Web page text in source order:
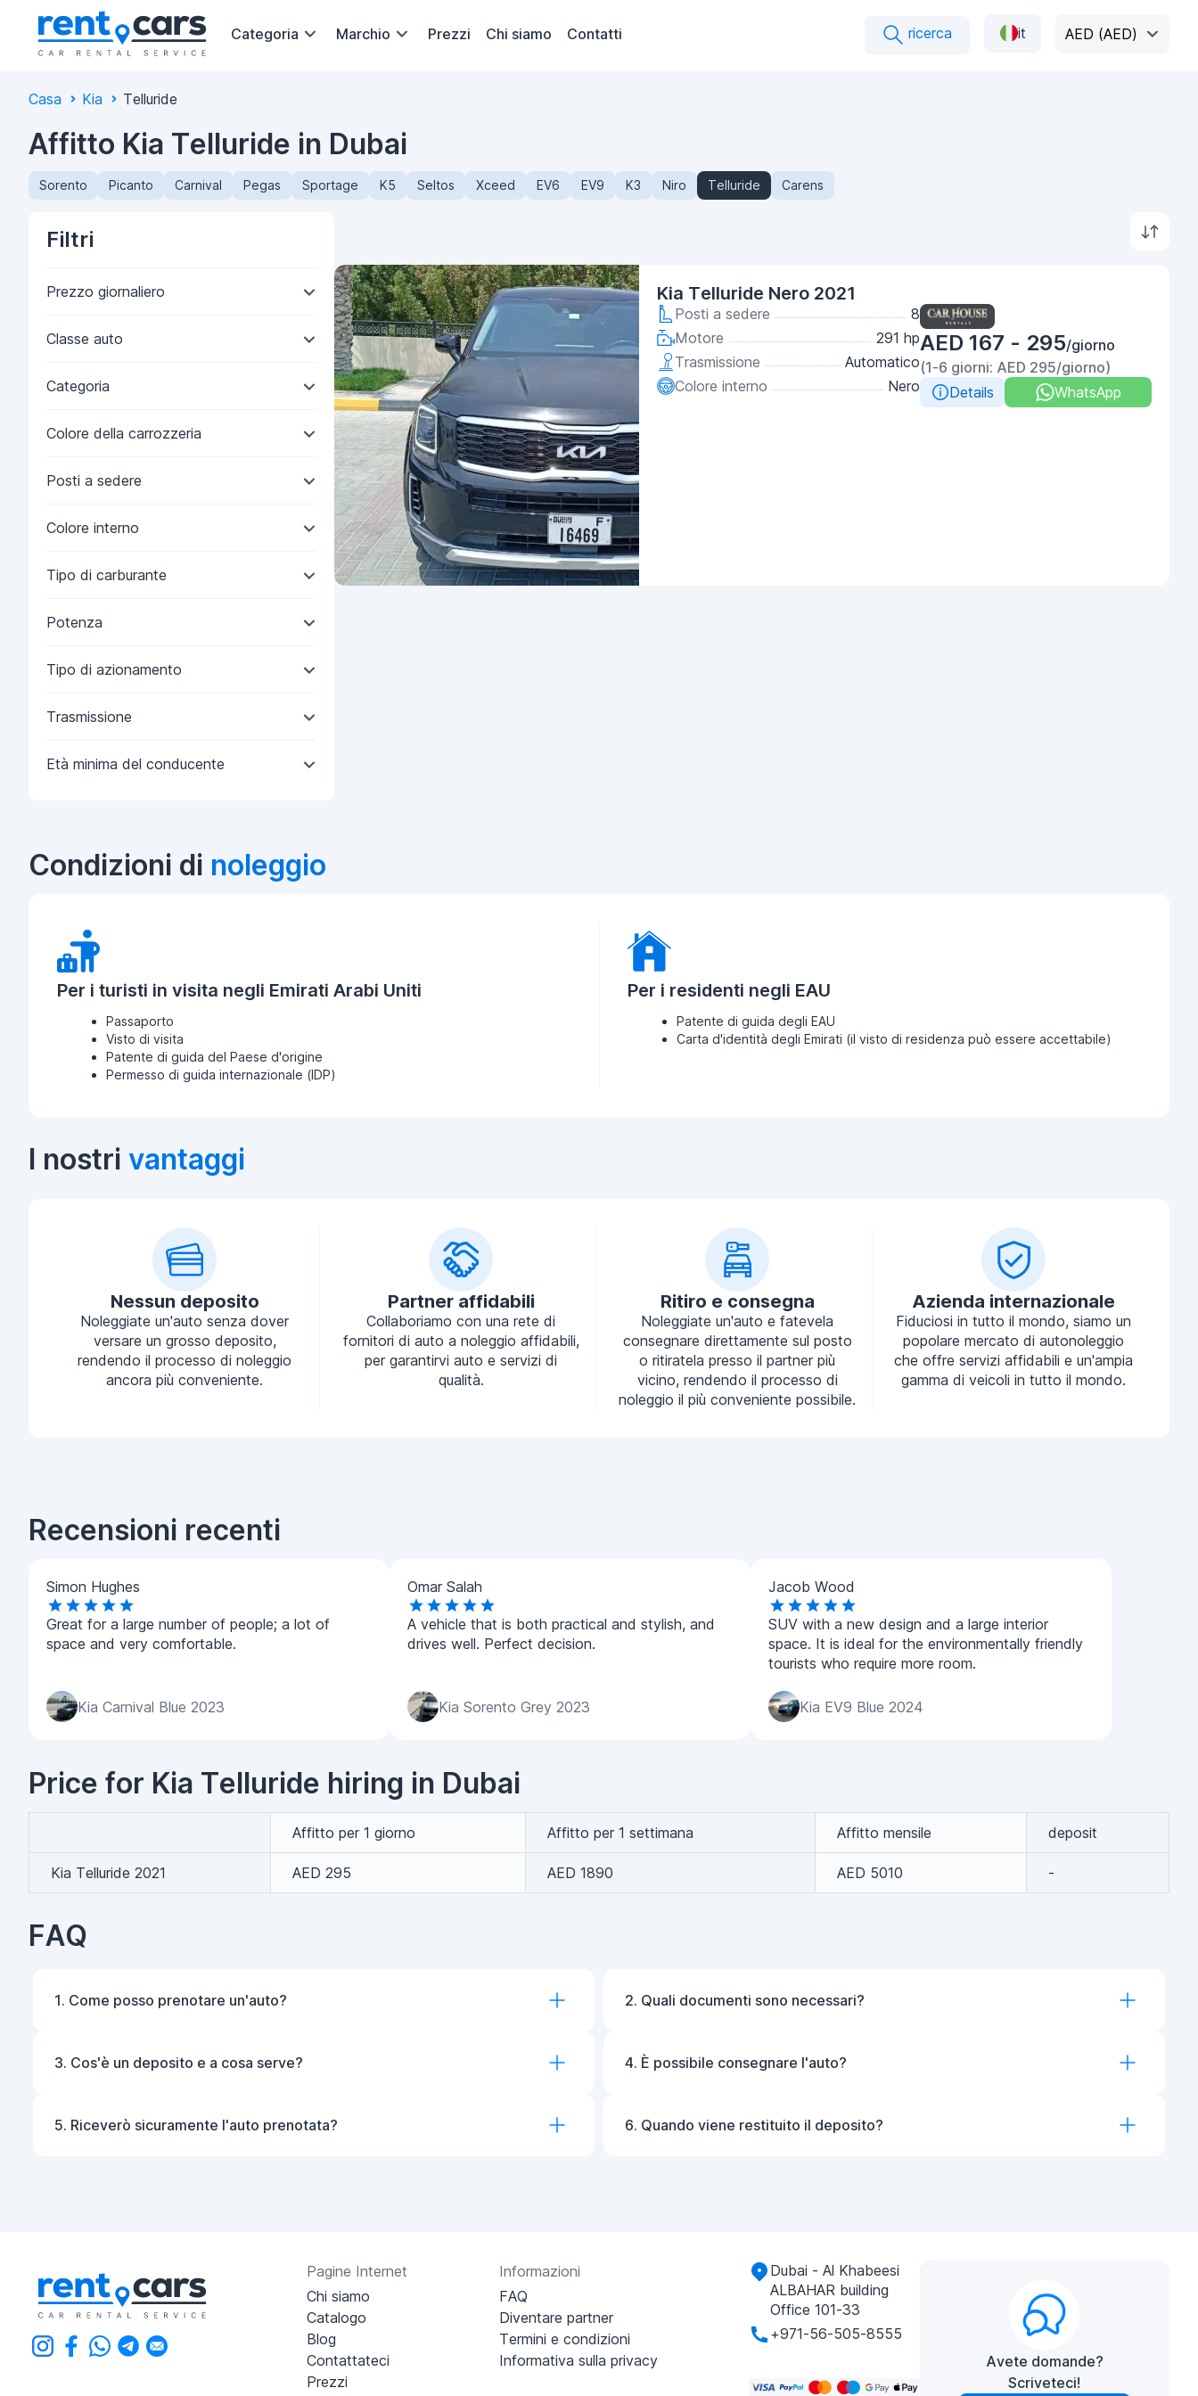
Categoria Marchio Prezzi Chi siamo Contatti ricerca it AED (AED)
Casa Kia Telluride
Affitto Kia Telluride in Dubai
Sorento Picanto Carnival Pegas Sportage K5 Seltos Xceed EV6 EV9 K3 Niro Telluride Carens
Filtri
Prezzo giornaliero
Classe auto
Categoria
Colore della carrozzeria
Posti a sedere
Colore interno
Tipo di carburante
Potenza
Tipo di azionamento
Trasmissione
Età minima del conducente
Kia Telluride Nero 2021
Posti a sedere
8
Motore
291 hp
Trasmissione
Automatico
Colore interno
Nero
AED 167 - 295/giorno
(1-6 giorni: AED 295/giorno)
Details
WhatsApp
Condizioni di noleggio
Per i turisti in visita negli Emirati Arabi Uniti
Passaporto
Visto di visita
Patente di guida del Paese d'origine
Permesso di guida internazionale (IDP)
Per i residenti negli EAU
Patente di guida degli EAU
Carta d'identità degli Emirati (il visto di residenza può essere accettabile)
I nostri vantaggi
Nessun deposito
Noleggiate un'auto senza dover
versare un grosso deposito,
rendendo il processo di noleggio
ancora più conveniente.
Partner affidabili
Collaboriamo con una rete di
fornitori di auto a noleggio affidabili,
per garantirvi auto e servizi di
qualità.
Ritiro e consegna
Noleggiate un'auto e fatevela
consegnare direttamente sul posto
o ritiratela presso il partner più
vicino, rendendo il processo di
noleggio il più conveniente possibile.
Azienda internazionale
Fiduciosi in tutto il mondo, siamo un
popolare mercato di autonoleggio
che offre servizi affidabili e un'ampia
gamma di veicoli in tutto il mondo.
Recensioni recenti
Simon Hughes
Great for a large number of people; a lot of
space and very comfortable.
Kia Carnival Blue 2023
Omar Salah
A vehicle that is both practical and stylish, and
drives well. Perfect decision.
Kia Sorento Grey 2023
Jacob Wood
SUV with a new design and a large interior
space. It is ideal for the environmentally friendly
tourists who require more room.
Kia EV9 Blue 2024
Price for Kia Telluride hiring in Dubai
Affitto per 1 giorno Affitto per 1 settimana Affitto mensile deposit
Kia Telluride 2021 AED 295 AED 1890 AED 5010 -
FAQ
1. Come posso prenotare un'auto?
3. Cos'è un deposito e a cosa serve?
5. Riceverò sicuramente l'auto prenotata?
2. Quali documenti sono necessari?
4. È possibile consegnare l'auto?
6. Quando viene restituito il deposito?
Pagine Internet
Chi siamo
Catalogo
Blog
Contattateci
Prezzi
Informazioni
FAQ
Diventare partner
Termini e condizioni
Informativa sulla privacy
Dubai - Al Khabeesi
ALBAHAR building
Office 101-33
+971-56-505-8555
Avete domande?
Scriveteci!